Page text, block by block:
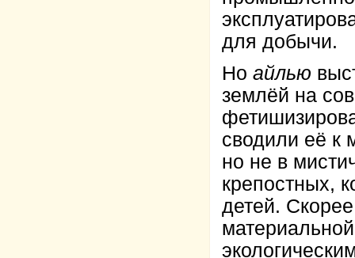
для добычи.
Но айлью
землёй на
сводили её к
но не в
крепостных,
детей.